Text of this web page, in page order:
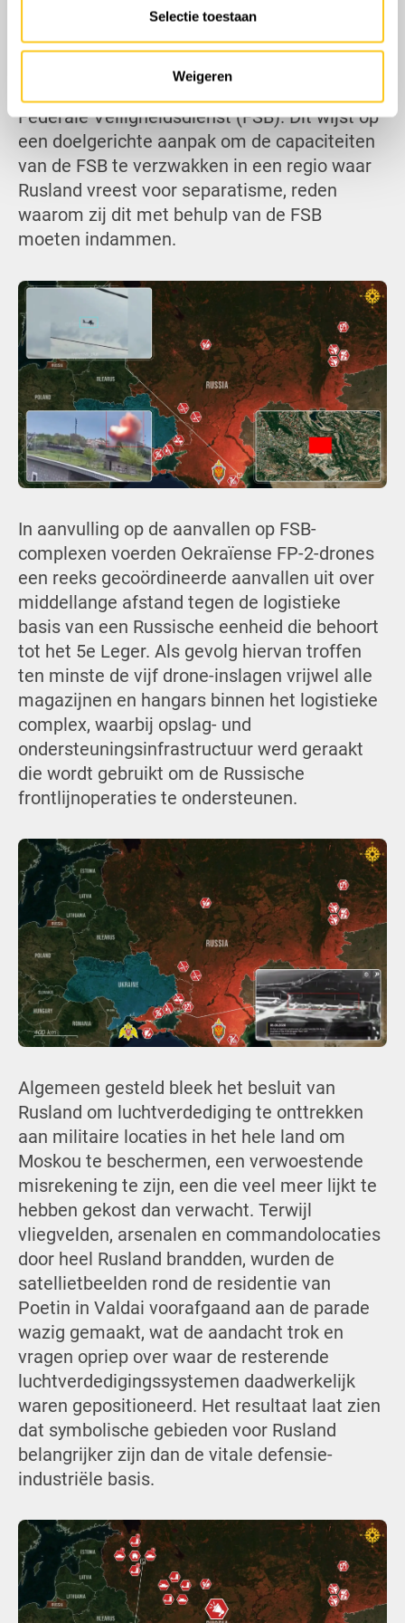
Selectie toestaan
Weigeren
grens. De aanval was gericht op het
Chankala-district, waar zich een van de
grootste militaire bases van Rusland bevindt,
Federale Veiligheidsdienst (FSB). Dit wijst op
een doelgerichte aanpak om de capaciteiten
van de FSB te verzwakken in een regio waar
Rusland vreest voor separatisme, reden
waarom zij dit met behulp van de FSB
moeten indammen.
In aanvulling op de aanvallen op FSB-
complexen voerden Oekraïense FP-2-drones
een reeks gecoördineerde aanvallen uit over
middellange afstand tegen de logistieke
basis van een Russische eenheid die behoort
tot het 5e Leger. Als gevolg hiervan troffen
ten minste de vijf drone-inslagen vrijwel alle
magazijnen en hangars binnen het logistieke
complex, waarbij opslag- und
ondersteuningsinfrastructuur werd geraakt
die wordt gebruikt om de Russische
frontlijnoperaties te ondersteunen.
Algemeen gesteld bleek het besluit van
Rusland om luchtverdediging te onttrekken
aan militaire locaties in het hele land om
Moskou te beschermen, een verwoestende
misrekening te zijn, een die veel meer lijkt te
hebben gekost dan verwacht. Terwijl
vliegvelden, arsenalen en commandolocaties
door heel Rusland brandden, wurden de
satellietbeelden rond de residentie van
Poetin in Valdai voorafgaand aan de parade
wazig gemaakt, wat de aandacht trok en
vragen opriep over waar de resterende
luchtverdedigingssystemen daadwerkelijk
waren gepositioneerd. Het resultaat laat zien
dat symbolische gebieden voor Rusland
belangrijker zijn dan de vitale defensie-
industriële basis.